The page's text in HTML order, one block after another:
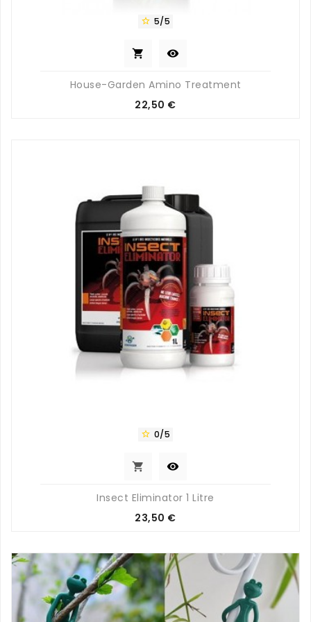
 5/5
 
House-Garden Amino Treatment
Prix
22,50 €
 0/5
 
Insect Eliminator 1 Litre
Prix
23,50 €